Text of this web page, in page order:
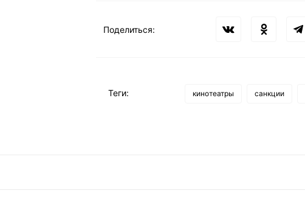
Поделиться:
Теги: кинотеатры санкции